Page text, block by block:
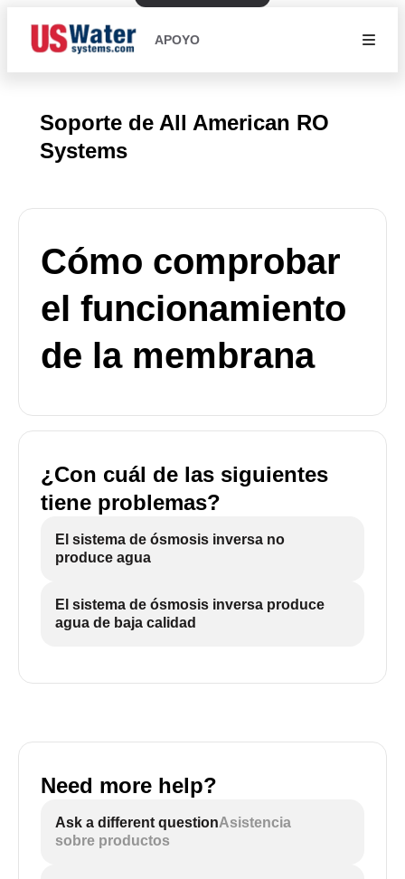
APOYO
Soporte de All American RO
Systems
Cómo comprobar
el funcionamiento
de la membrana
¿Con cuál de las siguientes
tiene problemas?
El sistema de ósmosis inversa no
produce agua
El sistema de ósmosis inversa produce
agua de baja calidad
Need more help?
Ask a different questionAsistencia
sobre productos